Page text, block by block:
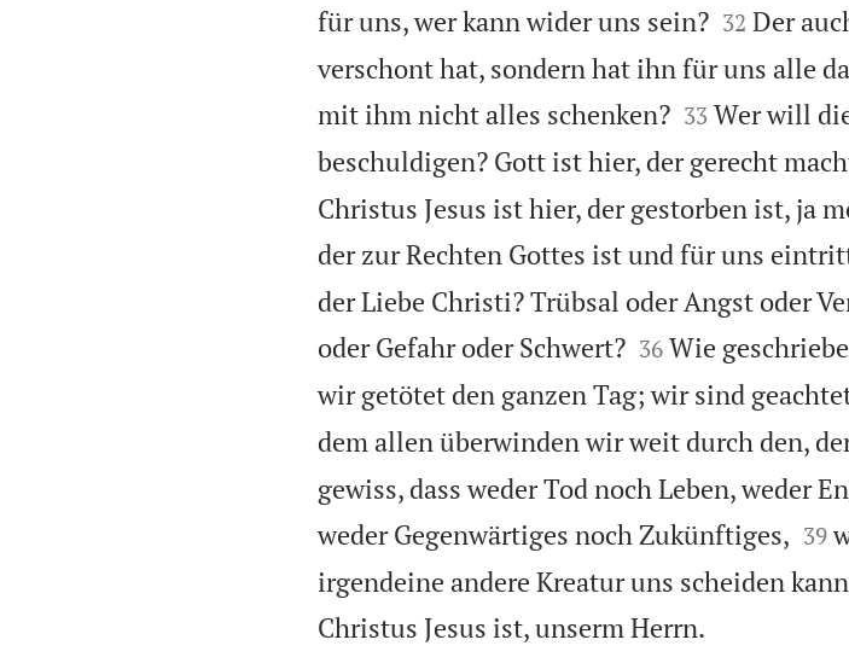
für uns, wer kann wider uns sein?
32 Der
verschont hat, sondern hat ihn für uns alle
mit ihm nicht alles schenken?
33 Wer will
beschuldigen? Gott ist hier, der gerecht
Christus Jesus ist hier, der gestorben ist, ja
der zur Rechten Gottes ist und für uns
der Liebe Christi? Trübsal oder Angst oder
oder Gefahr oder Schwert?
36 Wie
wir getötet den ganzen Tag; wir sind
dem allen überwinden wir weit durch den,
gewiss, dass weder Tod noch Leben, weder
weder Gegenwärtiges noch Zukünftiges, 

39
irgendeine andere Kreatur uns scheiden
Christus Jesus ist, unserm Herrn.